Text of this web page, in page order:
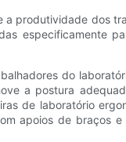
produtividade dos
especificamente
do
a postura
de laboratório
apoios de braços